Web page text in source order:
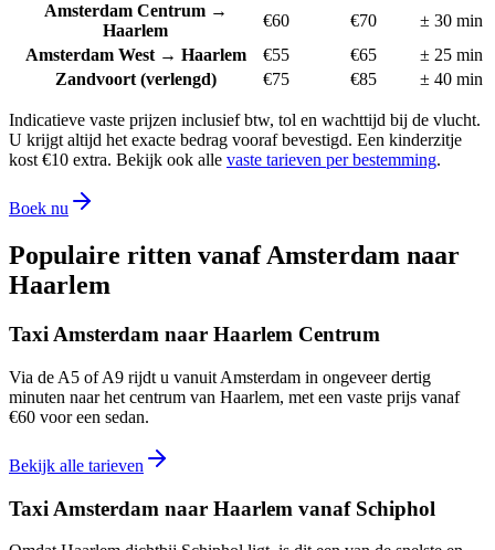
Amsterdam Centrum →
Haarlem
€60 €70 ± 30 min
Amsterdam West → Haarlem
€55 €65 ± 25 min
Zandvoort (verlengd)
€75 €85 ± 40 min
Indicatieve vaste prijzen inclusief btw, tol en wachttijd bij de vlucht.
U krijgt altijd het exacte bedrag vooraf bevestigd. Een kinderzitje
kost €10 extra. Bekijk ook alle vaste tarieven per bestemming.
Boek nu
Populaire ritten vanafAmsterdam naar
Haarlem
Taxi Amsterdam naar Haarlem Centrum
Via de A5 of A9 rijdt u vanuit Amsterdam in ongeveer dertig
minuten naar het centrum van Haarlem, met een vaste prijs vanaf
€60 voor een sedan.
Bekijk alle tarieven
Taxi Amsterdam naar Haarlem vanaf Schiphol